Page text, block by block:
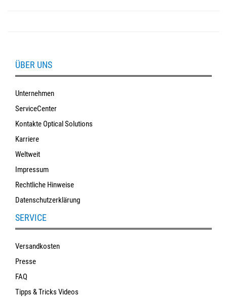
ÜBER UNS
Unternehmen
ServiceCenter
Kontakte Optical Solutions
Karriere
Weltweit
Impressum
Rechtliche Hinweise
Datenschutzerklärung
SERVICE
Versandkosten
Presse
FAQ
Tipps & Tricks Videos